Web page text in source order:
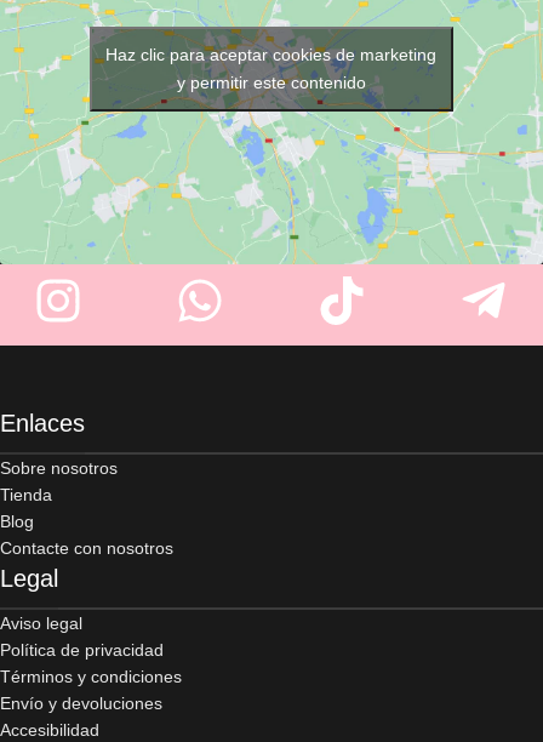
acero inoxidable, es perfecto
para peluquerías, barberías,
spas y centros de estética.
Haz clic para aceptar cookies de marketing
y permitir este contenido
Enlaces
Sobre nosotros
Tienda
Blog
Contacte con nosotros
Legal
Aviso legal
Política de privacidad
Términos y condiciones
Envío y devoluciones
Accesibilidad